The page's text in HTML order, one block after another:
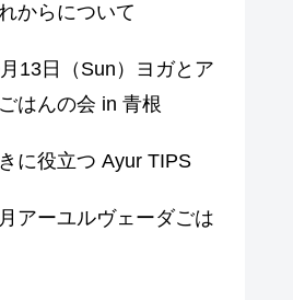
からについて
13日（Sun）ヨガとア
はんの会 in 青根
に役立つ Ayur TIPS
アーユルヴェーダごは